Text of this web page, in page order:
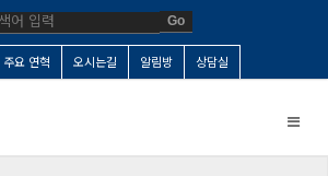
Go
주요 연혁 오시는길 알림방 상담실
Toggle